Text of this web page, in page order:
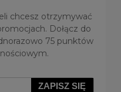
chcesz otrzymywać
Dołącz do
75 punktów
ZAPISZ SIĘ